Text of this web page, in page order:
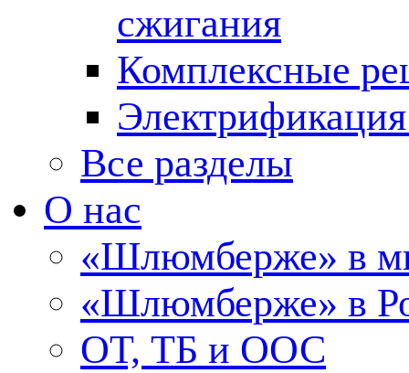
сжигания
Комплексные
Все разделы
О нас
«Шлюмберже» в
«Шлюмберже» в
ОТ, ТБ и ООС